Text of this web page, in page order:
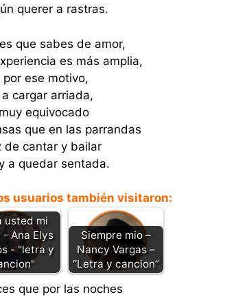
querer a rastras.
que sabes de amor,
es más amplia,
por ese motivo,
cargar arriada,
equivocado
que en las parrandas
de cantar y bailar
a quedar sentada.
usuarios también visitaron:
usted mi
- Ana Elys
- "letra y
Siempre mio –
Nancy Vargas –
“Letra y cancion”
que por las noches